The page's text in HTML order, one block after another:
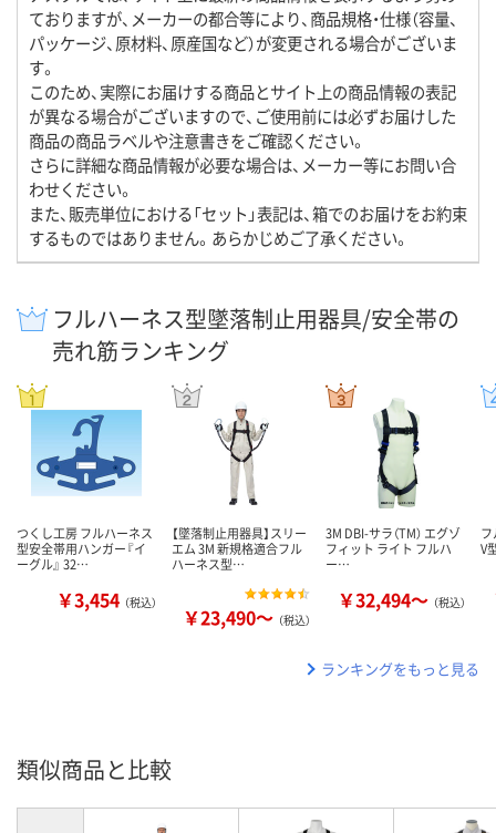
ておりますが、メーカーの都合等により、商品規格・仕様（容量、
パッケージ、原材料、原産国など）が変更される場合がございま
す。
このため、実際にお届けする商品とサイト上の商品情報の表記
が異なる場合がございますので、ご使用前には必ずお届けした
商品の商品ラベルや注意書きをご確認ください。
さらに詳細な商品情報が必要な場合は、メーカー等にお問い合
わせください。
また、販売単位における「セット」表記は、箱でのお届けをお約束
するものではありません。あらかじめご了承ください。
フルハーネス型墜落制止用器具/安全帯の
売れ筋ランキング
つくし工房 フルハーネス
型安全帯用ハンガー『イ
ーグル』 32…
￥3,454 （税込）
【墜落制止用器具】スリー
エム 3M 新規格適合フル
ハーネス型…
￥23,490～ （税込）
3M DBI-サラ（TM） エグゾ
フィット ライト フルハ
ー…
￥32,494～ （税込）
V
ランキングをもっと見る
類似商品と比較